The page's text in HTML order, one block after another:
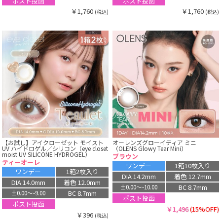
￥1,760 (税込)
￥1,760 (税込)
【お試し】アイクローゼット モイスト
UV ハイドロゲル／シリコン（eye closet
moist UV SILICONE HYDROGEL）
ティーオーレ
ワンデー
1箱2枚入り
DIA 14.0mm
着色 12.0mm
±0.00〜-9.00
BC 8.7mm
ポスト投函
￥396 (税込)
オーレンズグローイティア ミニ
（OLENS Glowy Tear Mini）
ブラウン
ワンデー
1箱10枚入り
DIA 14.2mm
着色 12.7mm
±0.00〜-10.00
BC 8.7mm
ポスト投函
￥1,496(15%OFF)